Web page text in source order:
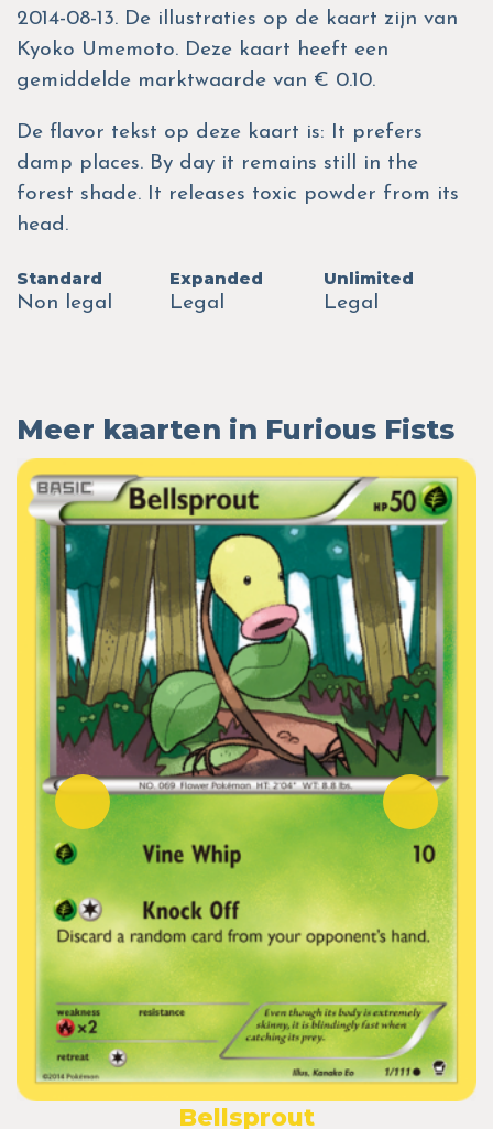
2014-08-13. De illustraties op de kaart zijn van
Kyoko Umemoto. Deze kaart heeft een
gemiddelde marktwaarde van € 0.10.
De flavor tekst op deze kaart is: It prefers
damp places. By day it remains still in the
forest shade. It releases toxic powder from its
head.
Standard
Non legal
Expanded
Legal
Unlimited
Legal
Meer kaarten in Furious Fists
Bellsprout